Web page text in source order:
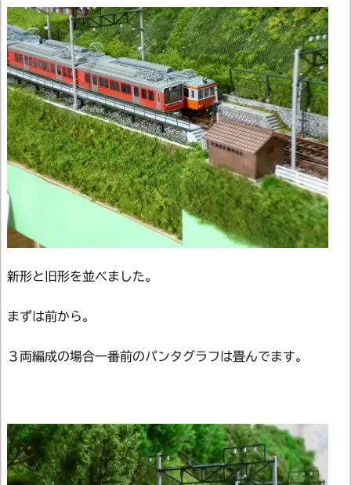
新形と旧形を並べました。
まずは前から。
３両編成の場合一番前のパンタグラフは畳んでます。